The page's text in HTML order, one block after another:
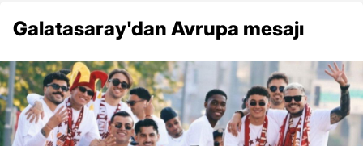
Galatasaray'dan Avrupa mesajı